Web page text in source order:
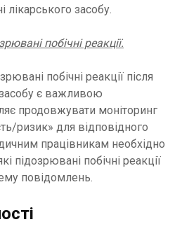
лікарського засобу.
побічні реакції.
побічні реакції після
засобу є важливою
продовжувати моніторинг
ризик» для відповідного
працівникам необхідно
підозрювані побічні реакції
повідомлень.